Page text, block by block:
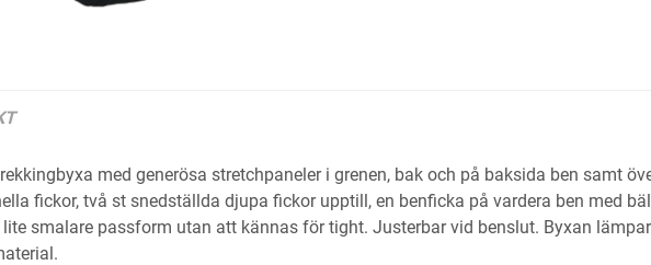
med generösa stretchpaneler i grenen, bak och på baksida ben samt
fickor, två st snedställda djupa fickor upptill, en benficka på vardera ben med
smalare passform utan att kännas för tight. Justerbar vid benslut. Byxan